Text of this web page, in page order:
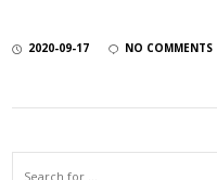
2020-09-17 NO COMMENTS